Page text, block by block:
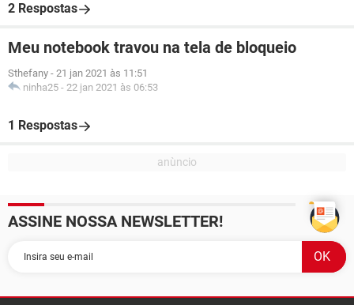
2 Respostas
Meu notebook travou na tela de bloqueio
Sthefany - 21 jan 2021 às 11:51
ninha25 - 22 jan 2021 às 06:53
1 Respostas
ASSINE NOSSA NEWSLETTER!